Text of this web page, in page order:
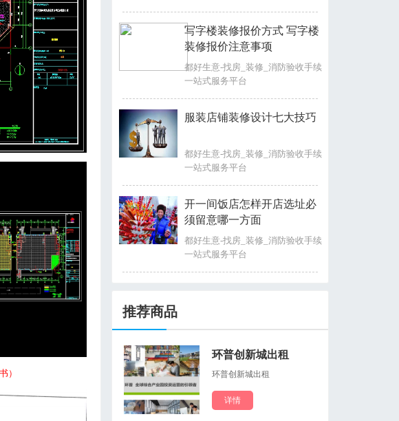
）
写字楼装修报价方式 写字楼
装修报价注意事项
都好生意-找房_装修_消防验收手续
一站式服务平台
服装店铺装修设计七大技巧
都好生意-找房_装修_消防验收手续
一站式服务平台
开一间饭店怎样开店选址必
须留意哪一方面
都好生意-找房_装修_消防验收手续
一站式服务平台
推荐商品
环普创新城出租
环普创新城出租
详情